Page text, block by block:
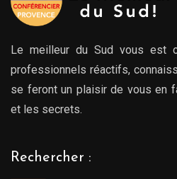
Le meilleur du Sud vous est
professionnels réactifs,
se feront un plaisir de vous en
et les secrets.
Rechercher :